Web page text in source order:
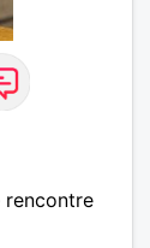
rencontre